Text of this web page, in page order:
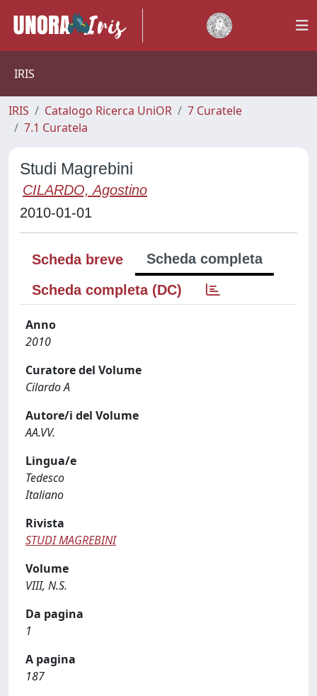
IRIS
IRIS Catalogo Ricerca UniOR
7 Curatele
7.1 Curatela
Studi Magrebini
CILARDO, Agostino
2010-01-01
Scheda breve
Scheda completa
Scheda completa (DC)
Anno
2010
Curatore del Volume
Cilardo A
Autore/i del Volume
AA.VV.
Lingua/e
Tedesco
Italiano
Rivista
STUDI MAGREBINI
Volume
VIII, N.S.
Da pagina
1
A pagina
187